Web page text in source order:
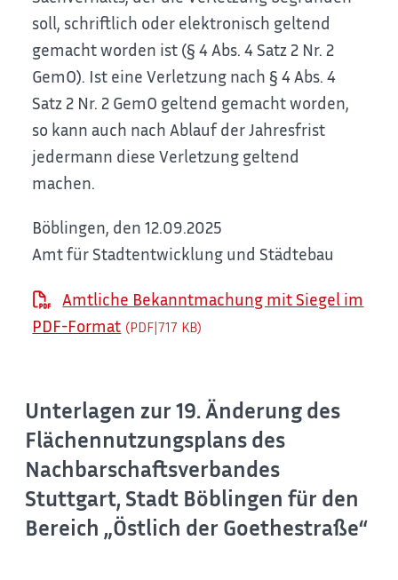
soll, schriftlich oder elektronisch geltend
gemacht worden ist (§ 4 Abs. 4 Satz 2 Nr. 2
GemO). Ist eine Verletzung nach § 4 Abs. 4
Satz 2 Nr. 2 GemO geltend gemacht worden,
so kann auch nach Ablauf der Jahresfrist
jedermann diese Verletzung geltend
machen.
Böblingen, den 12.09.2025
Amt für Stadtentwicklung und Städtebau
Amtliche Bekanntmachung mit Siegel im
PDF-Format (PDF|717 KB)
Unterlagen zur 19. Änderung des
Flächennutzungsplans des
Nachbarschaftsverbandes
Stuttgart, Stadt Böblingen für den
Bereich „Östlich der Goethestraße“